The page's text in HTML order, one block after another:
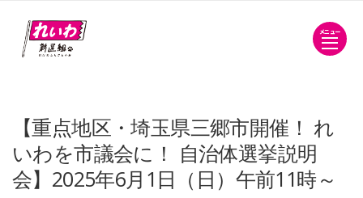
メニュー
【重点地区・埼玉県三郷市開催！ れ
いわを市議会に！ 自治体選挙説明
会】2025年6月1日（日）午前11時～